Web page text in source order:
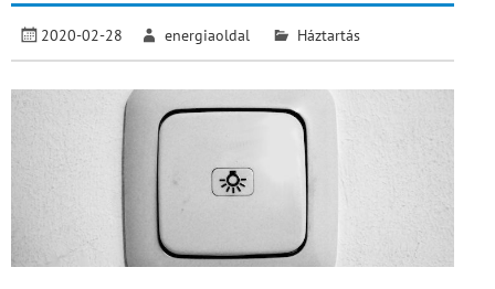
2020-02-28 energiaoldal Háztartás